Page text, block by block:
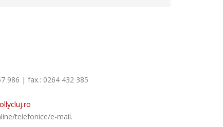
986 | fax.: 0264 432 385
telefonice/e-mail.